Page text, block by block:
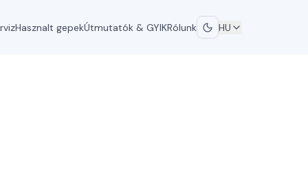
Hasznalt gepekÚtmutatók & GYIKRólunk HU